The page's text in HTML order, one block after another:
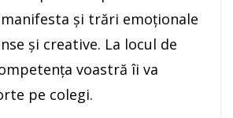
şi trări emoţionale
şi creative. La locul de
voastră îi va
pe colegi.